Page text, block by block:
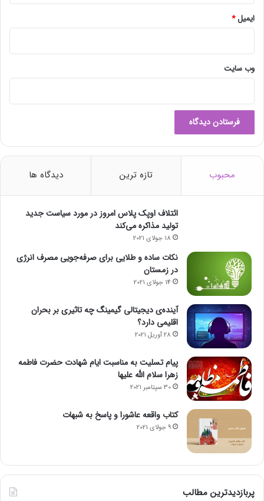
ایمیل*
وب‌ سایت
محبوب تازه ترین دیدگاه ها
ائتلاف اوپک پلاس امروز در مورد سیاست جدید
تولید مذاکره می‌کند
18 جولای 2021
نکات ساده و طلایی برای صرفه‌جویی مصرف انرژی
در زمستان
14 جولای 2021
آینده‌ی دیجیتالی گیمینگ چه تاثیری بر بحران
اقلیمی دارد؟
28 آوریل 2021
پیام تسلیت به مناسبت ایام شهادت حضرت فاطمه
زهرا سلام الله علیها
30 سپتامبر 2021
کتاب واقعه عاشورا و پاسخ به شبهات
9 جولای 2021
پربازدیدترین مطالب